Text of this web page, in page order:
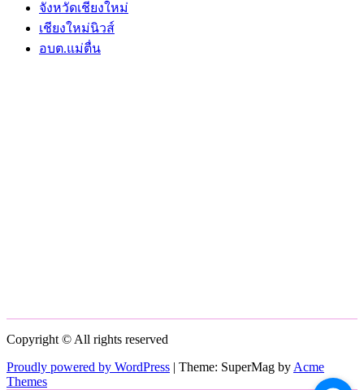
จังหวัดเชียงใหม่
เชียงใหม่นิวส์
อบต.แม่ตื่น
Copyright © All rights reserved
Proudly powered by WordPress
Theme: SuperMag byAcme
Themes